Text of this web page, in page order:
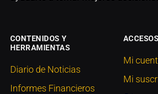
CONTENIDOS Y
HERRAMIENTAS
Diario de Noticias
Informes Financieros
Mi
Mi